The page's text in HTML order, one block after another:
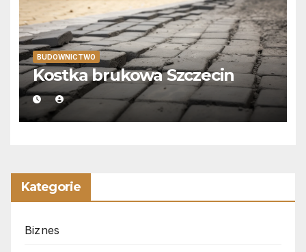
BUDOWNICTWO
Kostka brukowa Szczecin
Kategorie
Biznes